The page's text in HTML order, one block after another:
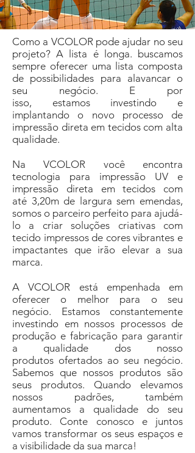
Como a VCOLOR pode ajudar no seu
projeto? A lista é longa. buscamos
sempre oferecer uma lista composta
de possibilidades para alavancar o
seu negócio. E por
isso, estamos investindo e
implantando o novo processo de
impressão direta em tecidos com alta
qualidade.
Na VCOLOR você encontra
tecnologia para impressão UV e
impressão direta em tecidos com
até 3,20m de largura sem emendas,
somos o parceiro perfeito para ajudá-
lo a criar soluções criativas com
tecido impressos de cores vibrantes e
impactantes que irão elevar a sua
marca.
A VCOLOR está empenhada em
oferecer o melhor para o seu
negócio. Estamos constantemente
investindo em nossos processos de
produção e fabricação para garantir
a qualidade dos nosso
produtos ofertados ao seu negócio.
Sabemos que nossos produtos são
seus produtos. Quando elevamos
nossos padrões, também
aumentamos a qualidade do seu
produto.
Conte conosco e juntos
vamos transformar os seus espaços e
a visibilidade da sua marca!